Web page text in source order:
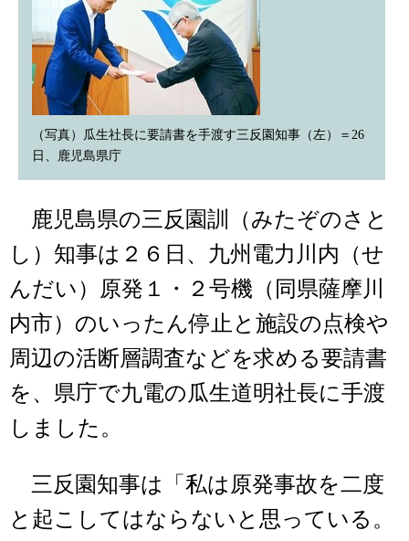
（写真）瓜生社長に要請書を手渡す三反園知事（左）＝26
日、鹿児島県庁
鹿児島県の三反園訓（みたぞのさと
し）知事は２６日、九州電力川内（せ
んだい）原発１・２号機（同県薩摩川
内市）のいったん停止と施設の点検や
周辺の活断層調査などを求める要請書
を、県庁で九電の瓜生道明社長に手渡
しました。
三反園知事は「私は原発事故を二度
と起こしてはならないと思っている。